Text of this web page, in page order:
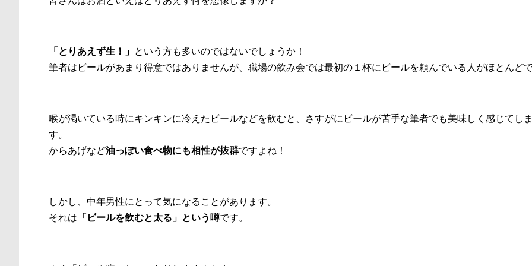
「とりあえず生！」 という方も多いのではないでしょうか！
筆者はビールがあまり得意ではありませんが、職場の飲み会では最初の１杯にビールを頼んでいる人がほとんどで
喉が渇いている時にキンキンに冷えたビールなどを飲むと、さすがにビールが苦手な筆者でも美味しく感じてし
す。
からあげなど油っぽい食べ物にも相性が抜群ですよね！
しかし、中年男性にとって気になることがあります。
それは 「ビールを飲むと太る」という噂です。